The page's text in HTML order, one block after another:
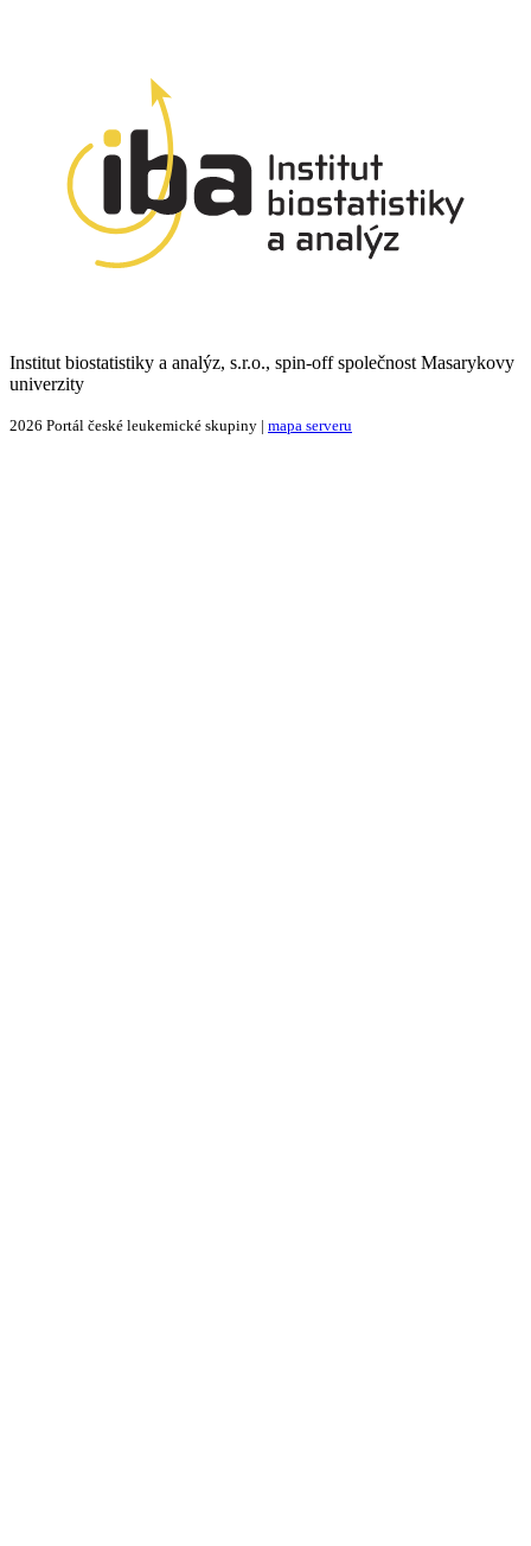
Institut biostatistiky a analýz, s.r.o., spin-off společnost Masarykovy
univerzity
2026 Portál české leukemické skupiny | mapa serveru